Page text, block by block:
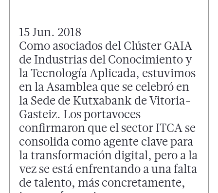
15 Jun. 2018
Como asociados del Clúster GAIA
de Industrias del Conocimiento y
la Tecnología Aplicada, estuvimos
en la Asamblea que se celebró en
la Sede de Kutxabank de Vitoria-
Gasteiz. Los portavoces
confirmaron que el sector ITCA se
consolida como agente clave para
la transformación digital, pero a la
vez se está enfrentando a una falta
de talento, más concretamente,